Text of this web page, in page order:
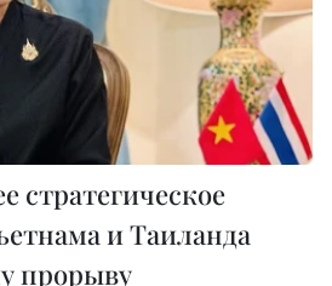
стратегическое
и Таиланда
прорыву